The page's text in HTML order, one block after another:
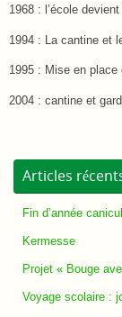
1968 : l’école
1994 : La cantine et
1995 : Mise en place
2004 : cantine et
Articles
Fin d’année
Kermesse
Projet « Bouge
Voyage scolaire :